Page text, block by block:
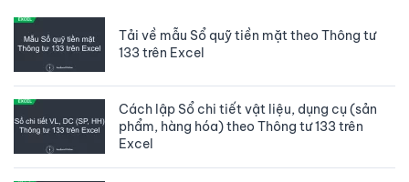
Tải về mẫu Sổ quỹ tiền mặt theo Thông tư
133 trên Excel
Cách lập Sổ chi tiết vật liệu, dụng cụ (sản
phẩm, hàng hóa) theo Thông tư 133 trên
Excel